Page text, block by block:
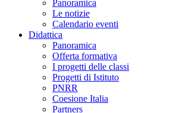
Panoramica
Le notizie
Calendario eventi
Didattica
Panoramica
Offerta formativa
I progetti delle classi
Progetti di Istituto
PNRR
Coesione Italia
Partners